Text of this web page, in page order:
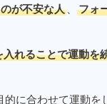
が不安な人 、
フォ
入れることで運動を
的に合わせて運動を